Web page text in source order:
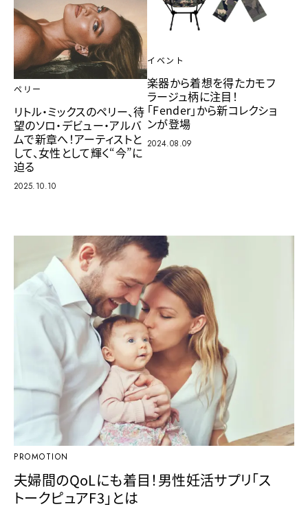
ペリー
リトル・ミックスのペリー、待
望のソロ・デビュー・アルバ
ムで新章へ！アーティストと
して、女性として輝く“今”に
迫る
2025.10.10
イベント
楽器から着想を得たカモフ
ラージュ柄に注目！
「Fender」から新コレクショ
ンが登場
2024.08.09
PROMOTION
夫婦間のQoLにも着目！男性妊活サプリ「ス
トークピュアF3」とは